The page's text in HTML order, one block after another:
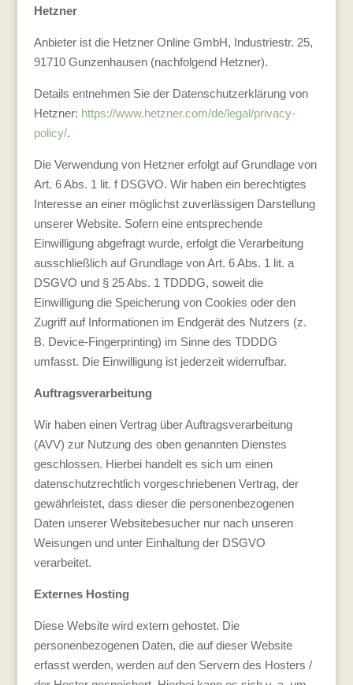
Hetzner
Anbieter ist die Hetzner Online GmbH, Industriestr. 25,
91710 Gunzenhausen (nachfolgend Hetzner).
Details entnehmen Sie der Datenschutzerklärung von
Hetzner: https://www.hetzner.com/de/legal/privacy-
policy/.
Die Verwendung von Hetzner erfolgt auf Grundlage von
Art. 6 Abs. 1 lit. f DSGVO. Wir haben ein berechtigtes
Interesse an einer möglichst zuverlässigen Darstellung
unserer Website. Sofern eine entsprechende
Einwilligung abgefragt wurde, erfolgt die Verarbeitung
ausschließlich auf Grundlage von Art. 6 Abs. 1 lit. a
DSGVO und § 25 Abs. 1 TDDDG, soweit die
Einwilligung die Speicherung von Cookies oder den
Zugriff auf Informationen im Endgerät des Nutzers (z.
B. Device-Fingerprinting) im Sinne des TDDDG
umfasst. Die Einwilligung ist jederzeit widerrufbar.
Auftragsverarbeitung
Wir haben einen Vertrag über Auftragsverarbeitung
(AVV) zur Nutzung des oben genannten Dienstes
geschlossen. Hierbei handelt es sich um einen
datenschutzrechtlich vorgeschriebenen Vertrag, der
gewährleistet, dass dieser die personenbezogenen
Daten unserer Websitebesucher nur nach unseren
Weisungen und unter Einhaltung der DSGVO
verarbeitet.
Externes Hosting
Diese Website wird extern gehostet. Die
personenbezogenen Daten, die auf dieser Website
erfasst werden, werden auf den Servern des Hosters /